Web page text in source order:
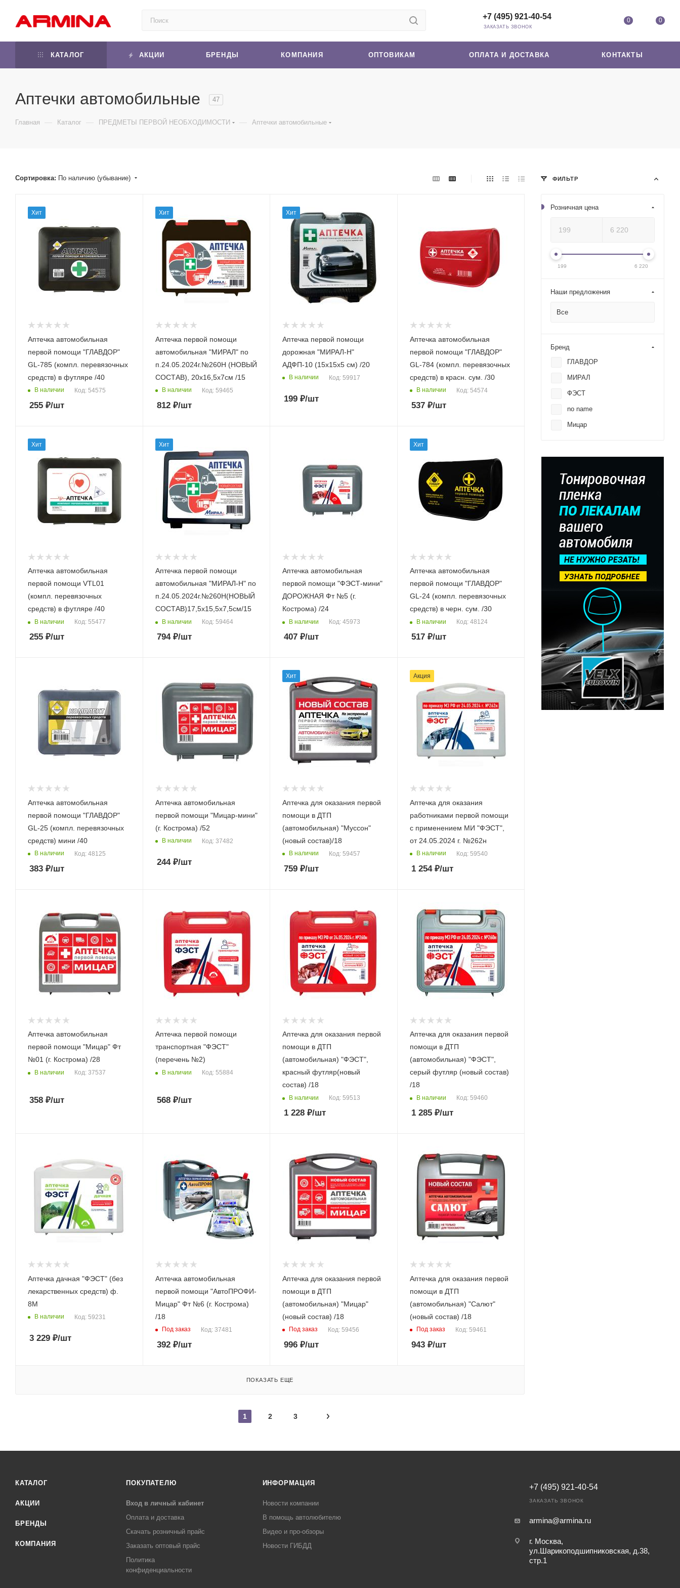
0 0
+7 (495) 921-40-54
ЗАКАЗАТЬ ЗВОНОК
КАТАЛОГ АКЦИИ БРЕНДЫ КОМПАНИЯ ОПТОВИКАМ ОПЛАТА И ДОСТАВКА КОНТАКТЫ
Аптечки автомобильные 47
Главная — Каталог — ПРЕДМЕТЫ ПЕРВОЙ НЕОБХОДИМОСТИ — Аптечки автомобильные
Сортировка: По наличию (убывание)
Хит
Аптечка автомобильная
первой помощи "ГЛАВДОР"
GL-785 (компл. перевязочных
средств) в футляре /40
В наличии Код: 54575
255 ₽/шт
Хит
Аптечка первой помощи
автомобильная "МИРАЛ" по
п.24.05.2024г.№260Н (НОВЫЙ
СОСТАВ), 20х16,5х7см /15
В наличии Код: 59465
812₽/шт
Хит
Аптечка первой помощи
дорожная "МИРАЛ-Н"
АДФП-10 (15х15х5 см) /20
В наличии Код: 59917
199 ₽/шт
Аптечка автомобильная
первой помощи "ГЛАВДОР"
GL-784 (компл. перевязочных
средств) в красн. сум. /30
В наличии Код: 54574
537₽/шт
Хит
Аптечка автомобильная
первой помощи VTL01
(компл. перевязочных
средств) в футляре /40
В наличии Код: 55477
255 ₽/шт
Хит
Аптечка первой помощи
автомобильная "МИРАЛ-Н" по
п.24.05.2024г.№260Н(НОВЫЙ
СОСТАВ)17,5х15,5х7,5см/15
В наличии Код: 59464
794₽/шт
Аптечка автомобильная
первой помощи "ФЭСТ-мини"
ДОРОЖНАЯ Фт №5 (г.
Кострома) /24
В наличии Код: 45973
407 ₽/шт
Хит
Аптечка автомобильная
первой помощи "ГЛАВДОР"
GL-24 (компл. перевязочных
средств) в черн. сум. /30
В наличии Код: 48124
517₽/шт
Аптечка автомобильная
первой помощи "ГЛАВДОР"
GL-25 (компл. перевязочных
средств) мини /40
В наличии Код: 48125
383 ₽/шт
Аптечка автомобильная
первой помощи "Мицар-мини"
(г. Кострома) /52
В наличии Код: 37482
244₽/шт
Хит
Аптечка для оказания первой
помощи в ДТП
(автомобильная) "Муссон"
(новый состав)/18
В наличии Код: 59457
759 ₽/шт
Акция
Аптечка для оказания
работниками первой помощи
с применением МИ "ФЭСТ",
от 24.05.2024 г. №262н
В наличии Код: 59540
1 254₽/шт
Аптечка автомобильная
первой помощи "Мицар" Фт
№01 (г. Кострома) /28
В наличии Код: 37537
358 ₽/шт
Аптечка первой помощи
транспортная "ФЭСТ"
(перечень №2)
В наличии Код: 55884
568₽/шт
Аптечка для оказания первой
помощи в ДТП
(автомобильная) "ФЭСТ",
красный футляр(новый
состав) /18
В наличии Код: 59513
1 228 ₽/шт
Аптечка для оказания первой
помощи в ДТП
(автомобильная) "ФЭСТ",
серый футляр (новый состав)
/18
В наличии Код: 59460
1 285₽/шт
Аптечка дачная "ФЭСТ" (без
лекарственных средств) ф.
8M
В наличии Код: 59231
3 229 ₽/шт
Аптечка автомобильная
первой помощи "АвтоПРОФИ-
Мицар" Фт №6 (г. Кострома)
/18
Под заказ Код: 37481
392₽/шт
Аптечка для оказания первой
помощи в ДТП
(автомобильная) "Мицар"
(новый состав) /18
Под заказ Код: 59456
996 ₽/шт
Аптечка для оказания первой
помощи в ДТП
(автомобильная) "Салют"
(новый состав) /18
Под заказ Код: 59461
943₽/шт
ПОКАЗАТЬ ЕЩЕ
1 2 3
ФИЛЬТР
Розничная цена
199 6 220
Наши предложения
Все
Бренд
ГЛАВДОР
МИРАЛ
ФЭСТ
no name
Мицар
КАТАЛОГ
АКЦИИ
БРЕНДЫ
КОМПАНИЯ
ПОКУПАТЕЛЮ
Вход в личный кабинет
Оплата и доставка
Скачать розничный прайс
Заказать оптовый прайс
Политика
конфиденциальности
ИНФОРМАЦИЯ
Новости компании
В помощь автолюбителю
Видео и про-обзоры
Новости ГИБДД
+7 (495) 921-40-54
ЗАКАЗАТЬ ЗВОНОК
armina@armina.ru
г. Москва,
ул.Шарикоподшипниковская, д.38,
стр.1